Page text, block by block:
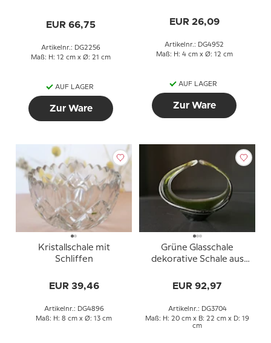
EUR 66,75
Artikelnr.: DG2256
Maß: H: 12 cm x Ø: 21 cm
AUF LAGER
Zur Ware
EUR 26,09
Artikelnr.: DG4952
Maß: H: 4 cm x Ø: 12 cm
AUF LAGER
Zur Ware
Kristallschale mit
Schliffen
EUR 39,46
Artikelnr.: DG4896
Maß: H: 8 cm x Ø: 13 cm
Grüne Glasschale
dekorative Schale aus
EUR 92,97
Artikelnr.: DG3704
Maß: H: 20 cm x B: 22 cm x D: 19
cm